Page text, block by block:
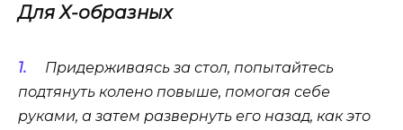
Для Х-образных
Придерживаясь за стол, попытайтесь
подтянуть колено повыше, помогая себе
руками, а затем развернуть его назад, как это